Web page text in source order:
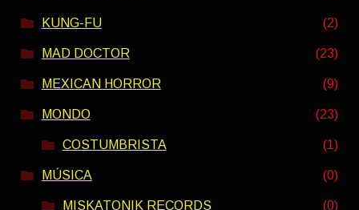
KUNG-FU (2)
MAD DOCTOR (23)
MEXICAN HORROR (9)
MONDO (23)
COSTUMBRISTA (1)
MÚSICA (0)
MISKATONIK RECORDS (0)